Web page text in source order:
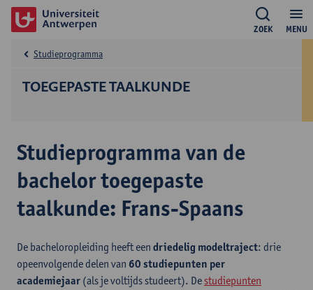
MENU
ZOEK
TOEGEPASTE TAALKUNDE
Studieprogramma
Studieprogramma van de
bachelor toegepaste
taalkunde: Frans-Spaans
De bacheloropleiding heeft een driedelig modeltraject: drie
opeenvolgende delen van 60 studiepunten per
academiejaar (als je voltijds studeert). De studiepunten